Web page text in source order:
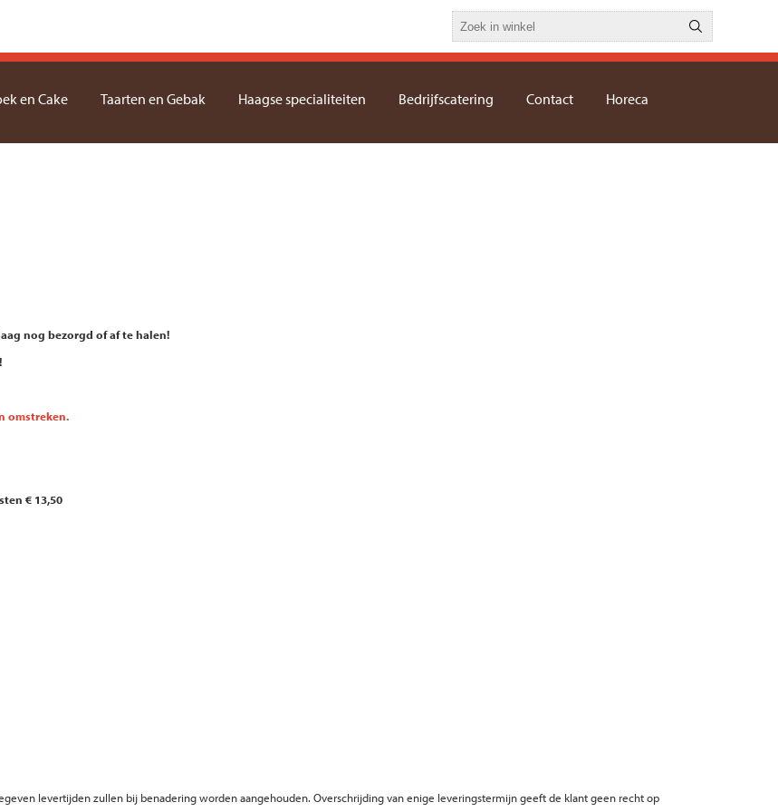
en Cake Taarten en Gebak Haagse specialiteiten Bedrijfscatering Contact Horeca
nog bezorgd of af te halen!
omstreken.
€ 13,50
levertijden zullen bij benadering worden aangehouden. Overschrijding van enige leveringstermijn geeft de klant geen recht op